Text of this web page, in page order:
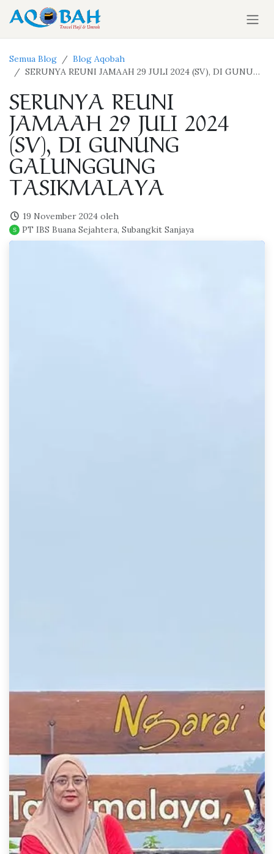
Skip ke Konten
Semua Blog
Blog Aqobah
SERUNYA REUNI JAMAAH 29 JULI 2024 (SV), DI GUNUNG GALUNGGUNG TASIKMALAYA
SERUNYA REUNI
JAMAAH 29 JULI 2024
(SV), DI GUNUNG
GALUNGGUNG
TASIKMALAYA
19 November 2024 oleh
PT IBS Buana Sejahtera, Subangkit Sanjaya